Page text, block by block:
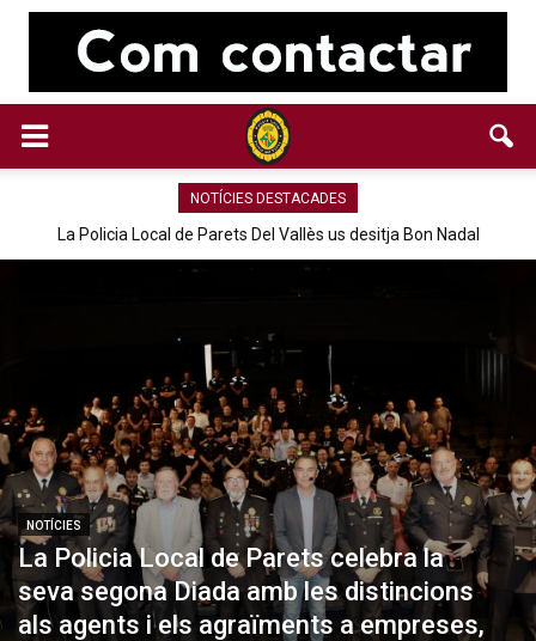
NOTÍCIES DESTACADES
La Policia Local de Parets Del Vallès us desitja Bon Nadal
NOTÍCIES
La Policia Local de Parets celebra la
seva segona Diada amb les distincions
als agents i els agraïments a empreses,